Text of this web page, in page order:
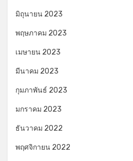
มิถุนายน 2023
พฤษภาคม 2023
เมษายน 2023
มีนาคม 2023
กุมภาพันธ์ 2023
มกราคม 2023
ธันวาคม 2022
พฤศจิกายน 2022